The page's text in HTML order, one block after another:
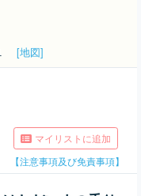
[地図]
マイリストに追加
【注意事項及び免責事項】